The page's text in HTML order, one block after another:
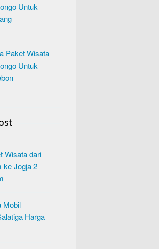
Untuk
Paket Wisata
Untuk
Wisata dari
ke Jogja 2
Mobil
Harga